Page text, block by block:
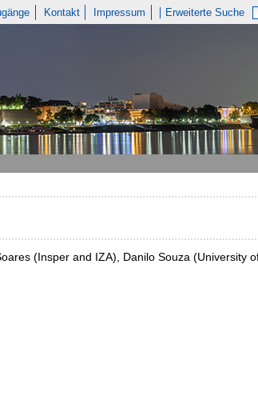
Kontakt Impressum Erweiterte Suche
(Insper and IZA), Danilo Souza (University